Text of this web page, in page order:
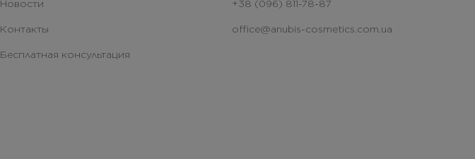
Новости
Контакты
Бесплатная консультация
+38 (096) 811-78-87
office@anubis-cosmetics.com.ua